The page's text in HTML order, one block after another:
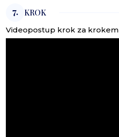
7. KROK
Videopostup krok za krokem